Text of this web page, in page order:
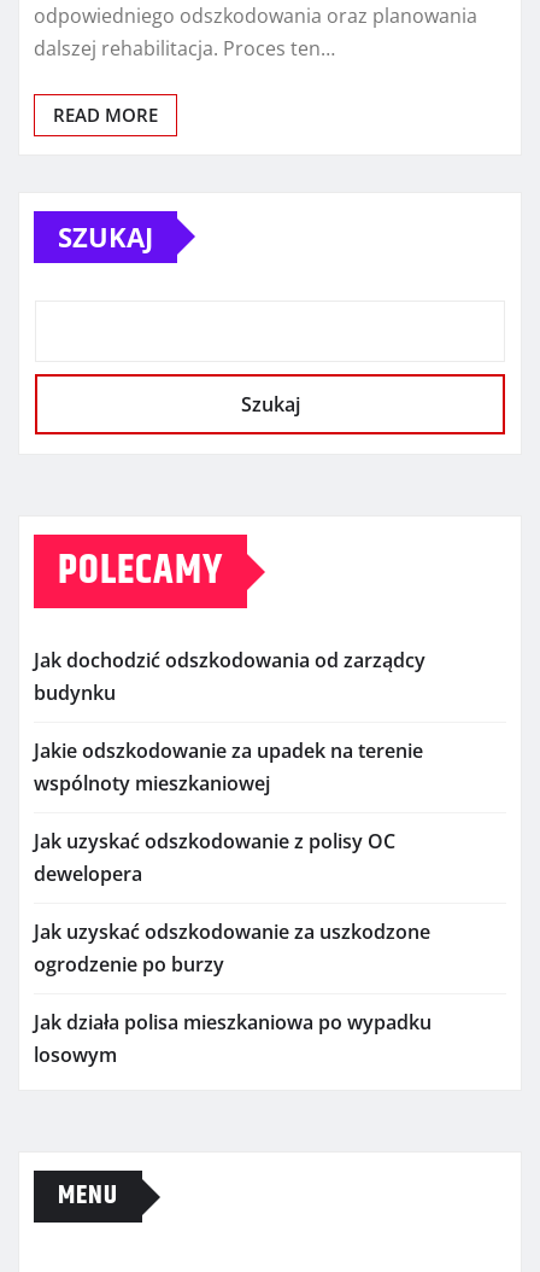
odpowiedniego odszkodowania oraz planowania
dalszej rehabilitacja. Proces ten…
READ MORE
SZUKAJ
Szukaj
POLECAMY
Jak dochodzić odszkodowania od zarządcy
budynku
Jakie odszkodowanie za upadek na terenie
wspólnoty mieszkaniowej
Jak uzyskać odszkodowanie z polisy OC
dewelopera
Jak uzyskać odszkodowanie za uszkodzone
ogrodzenie po burzy
Jak działa polisa mieszkaniowa po wypadku
losowym
MENU